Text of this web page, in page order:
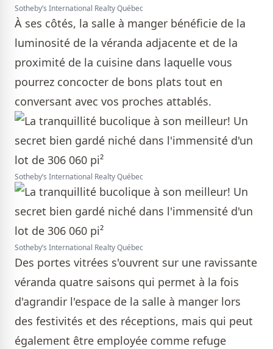
Sotheby’s International Realty Québec
À ses côtés, la salle à manger bénéficie de la
luminosité de la véranda adjacente et de la
proximité de la cuisine dans laquelle vous
pourrez concocter de bons plats tout en
conversant avec vos proches attablés.
Sotheby’s International Realty Québec
Sotheby’s International Realty Québec
Des portes vitrées s'ouvrent sur une ravissante
véranda quatre saisons qui permet à la fois
d'agrandir l'espace de la salle à manger lors
des festivités et des réceptions, mais qui peut
également être employée comme refuge